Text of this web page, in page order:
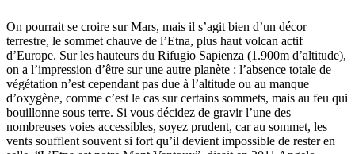
On pourrait se croire sur Mars, mais il s’agit bien d’un décor
terrestre, le sommet chauve de l’Etna, plus haut volcan actif
d’Europe. Sur les hauteurs du Rifugio Sapienza (1.900m d’altitude),
on a l’impression d’être sur une autre planète : l’absence totale de
végétation n’est cependant pas due à l’altitude ou au manque
d’oxygène, comme c’est le cas sur certains sommets, mais au feu qui
bouillonne sous terre. Si vous décidez de gravir l’une des
nombreuses voies accessibles, soyez prudent, car au sommet, les
vents soufflent souvent si fort qu’il devient impossible de rester en